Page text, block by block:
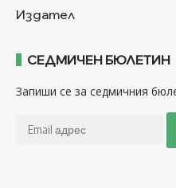
Издател
СЕДМИЧЕН БЮЛЕТИН
Запиши се за седмичния